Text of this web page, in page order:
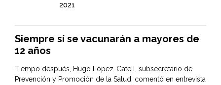
2021
Siempre sí se vacunarán a mayores de
12 años
Tiempo después, Hugo López-Gatell, subsecretario de
Prevención y Promoción de la Salud, comentó en entrevista